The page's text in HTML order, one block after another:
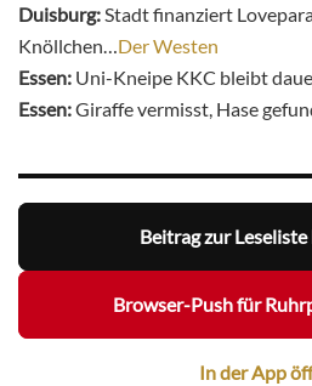
Duisburg:Stadt finanziert
Knöllchen…Der Westen
Essen: Uni-Kneipe KKC bleibt
Essen:Giraffe vermisst, Hase
Beitrag zur
Browser-Push für
In der App